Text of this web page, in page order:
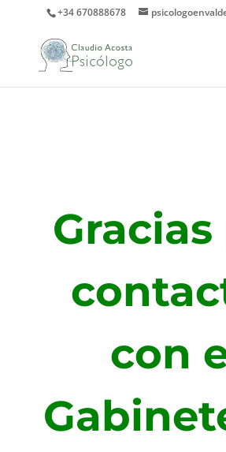
+34 670888678
con